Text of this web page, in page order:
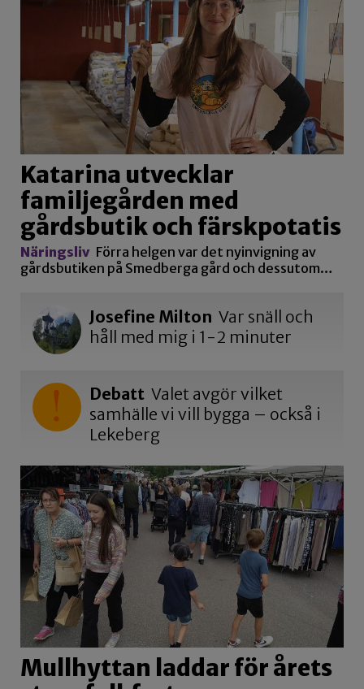
Katarina utvecklar
familjegården med
gårdsbutik och färskpotatis
Näringsliv Förra helgen var det nyinvigning av
gårdsbutiken på Smedberga gård och dessutom…
Josefine Milton Var snäll och
håll med mig i 1-2 minuter
Debatt Valet avgör vilket
samhälle vi vill bygga – också i
Lekeberg
Mullhyttan laddar för årets